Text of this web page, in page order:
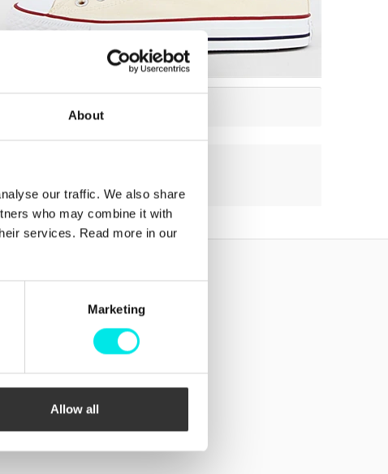
About
our traffic. We also share
who may combine it with
services. Read more in our
Marketing
Allow all
Följ oss!
Instagram